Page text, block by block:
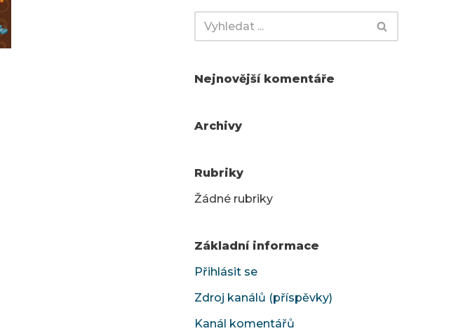
Nejnovější komentáře
Archivy
Rubriky
Žádné rubriky
Základní informace
Přihlásit se
Zdroj kanálů (příspěvky)
Kanál komentářů